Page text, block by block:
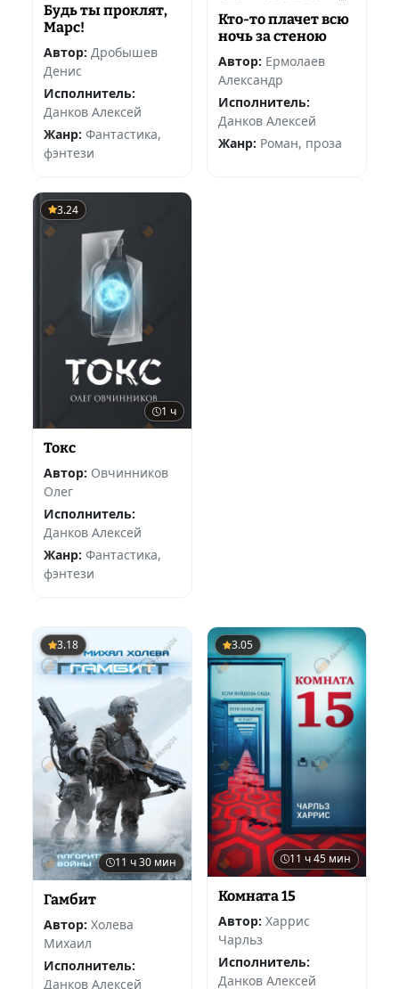
Будь ты проклят,
Марс!
Автор: Дробышев
Денис
Исполнитель:
Данков Алексей
Жанр: Фантастика,
фэнтези
Кто-то плачет всю
ночь за стеною
Автор: Ермолаев
Александр
Исполнитель:
Данков Алексей
Жанр: Роман, проза
3.24
1 ч
Токс
Автор: Овчинников
Олег
Исполнитель:
Данков Алексей
Жанр: Фантастика,
фэнтези
3.18
11 ч 30 мин
Гамбит
Автор: Холева
Михаил
Исполнитель:
Данков Алексей
3.05
11 ч 45 мин
Комната 15
Автор: Харрис
Чарльз
Исполнитель:
Данков Алексей